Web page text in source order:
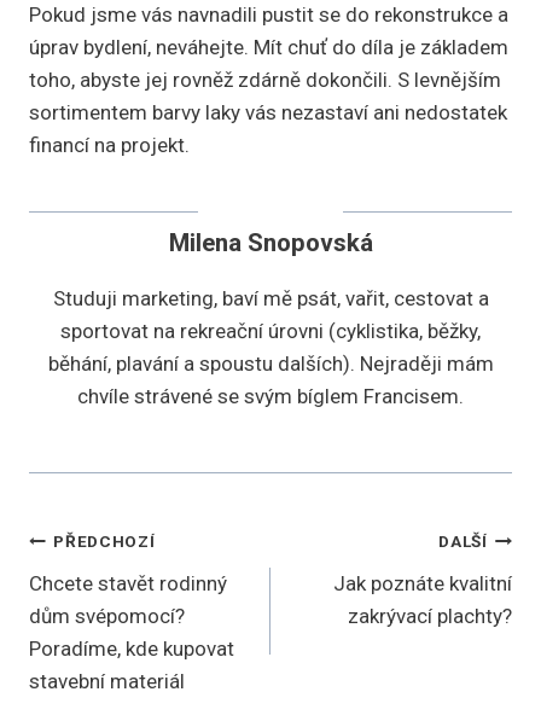
Pokud jsme vás navnadili pustit se do rekonstrukce a
úprav bydlení, neváhejte. Mít chuť do díla je základem
toho, abyste jej rovněž zdárně dokončili. S levnějším
sortimentem barvy laky vás nezastaví ani nedostatek
financí na projekt.
Milena Snopovská
Studuji marketing, baví mě psát, vařit, cestovat a
sportovat na rekreační úrovni (cyklistika, běžky,
běhání, plavání a spoustu dalších). Nejraději mám
chvíle strávené se svým bíglem Francisem.
Navigace
pro
příspěvek
PŘEDCHOZÍ
Chcete stavět rodinný
dům svépomocí?
Poradíme, kde kupovat
stavební materiál
DALŠÍ
Jak poznáte kvalitní
zakrývací plachty?